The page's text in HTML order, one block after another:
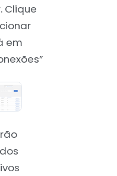
Clique
em